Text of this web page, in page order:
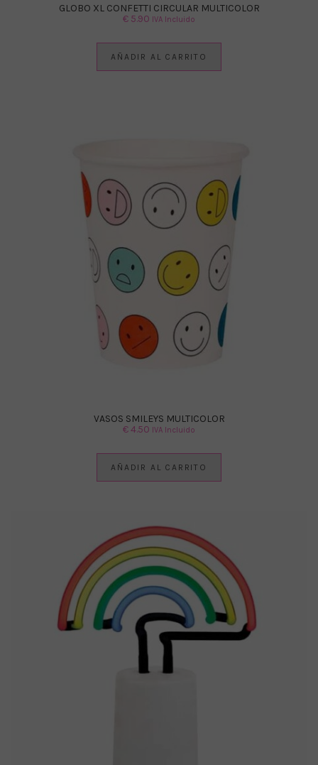
GLOBO XL CONFETTI CIRCULAR MULTICOLOR
€ 5.90 IVA Incluido
AÑADIR AL CARRITO
VASOS SMILEYS MULTICOLOR
€4.50 IVA Incluido
AÑADIR AL CARRITO